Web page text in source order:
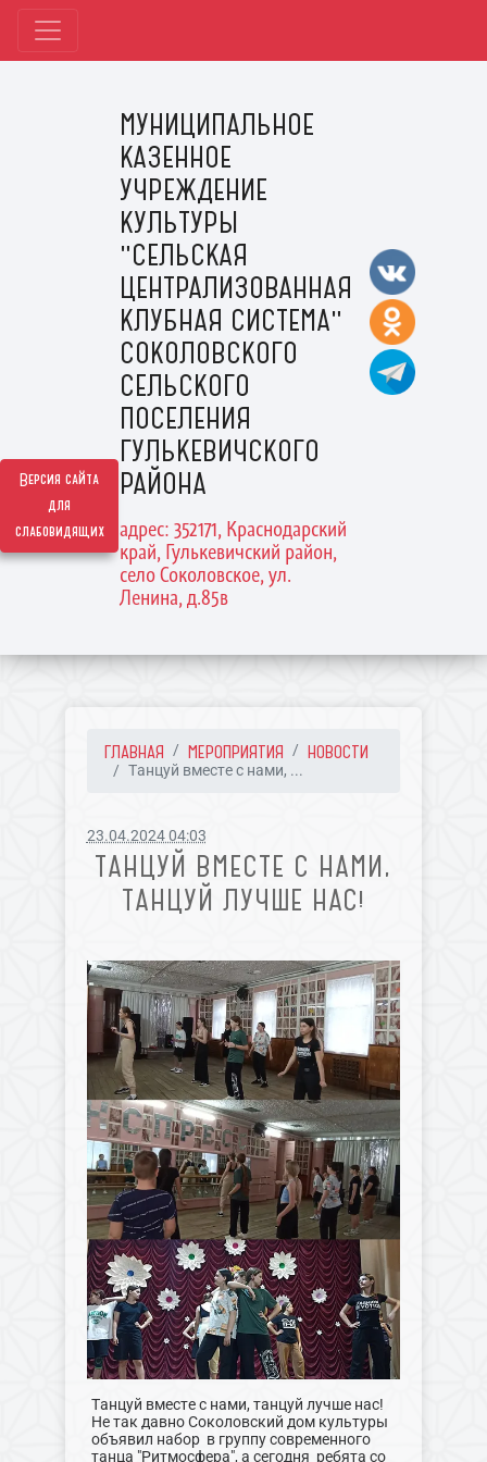
Версия сайта
для
слабовидящих
МУНИЦИПАЛЬНОЕ
КАЗЕННОЕ
УЧРЕЖДЕНИЕ
КУЛЬТУРЫ
"СЕЛЬСКАЯ
ЦЕНТРАЛИЗОВАННАЯ
КЛУБНАЯ СИСТЕМА"
СОКОЛОВСКОГО
СЕЛЬСКОГО
ПОСЕЛЕНИЯ
ГУЛЬКЕВИЧСКОГО
РАЙОНА
адрес: 352171, Краснодарский
край, Гулькевичский район,
село Соколовское, ул.
Ленина, д.85в
ГЛАВНАЯ МЕРОПРИЯТИЯ НОВОСТИ
Танцуй вместе с нами, ...
23.04.2024 04:03
ТАНЦУЙ ВМЕСТЕ С НАМИ,
ТАНЦУЙ ЛУЧШЕ НАС!
Танцуй вместе с нами, танцуй лучше нас!
Не так давно Соколовский дом культуры
объявил набор в группу современного
танца "Ритмосфера", а сегодня ребята со